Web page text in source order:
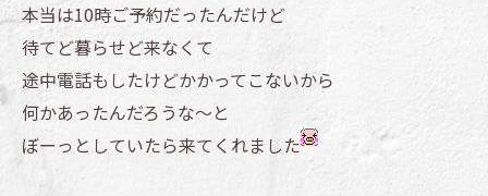
本当は10時ご予約だったんだけど
待てど暮らせど来なくて
途中電話もしたけどかかってこないから
何かあったんだろうな～と
ぼーっとしていたら来てくれました